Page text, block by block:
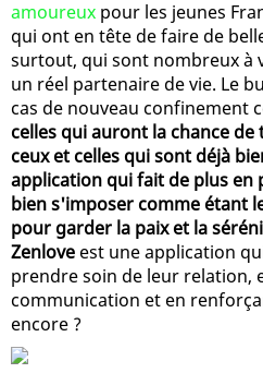
amoureux pour les jeunes
qui ont en tête de faire de
surtout, qui sont nombreux
un réel partenaire de vie. Le
cas de nouveau confinement
celles qui auront la chance
ceux et celles qui sont déjà
application qui fait de plus
bien s'imposer comme étant
pour garder la paix et la
Zenlove est une application
prendre soin de leur relation,
communication et en
encore ?